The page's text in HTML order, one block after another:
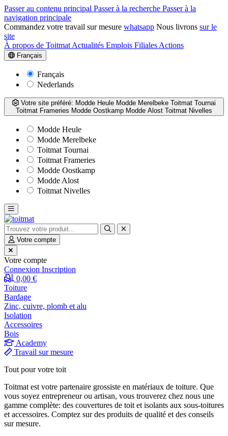
Passer au contenu principal Passer à la recherche Passer à la
navigation principale
Commandez votre travail sur mesure whatsapp Nous livrons sur le
site
À propos de Toitmat Actualités Emplois Filiales Actions
Français
Français
Nederlands
Votre site préféré: Modde Heule Modde Merelbeke Toitmat Tournai
Toitmat Frameries Modde Oostkamp Modde Alost Toitmat Nivelles
Modde Heule
Modde Merelbeke
Toitmat Tournai
Toitmat Frameries
Modde Oostkamp
Modde Alost
Toitmat Nivelles
Votre compte
Votre compte
Connexion Inscription
0,00 €
Toiture
Bardage
Zinc, cuivre, plomb et alu
Isolation
Accessoires
Bois
Academy
Travail sur mesure
Tout pour votre toit
Toitmat est votre partenaire grossiste en matériaux de toiture. Que
vous soyez entrepreneur ou artisan, vous trouverez chez nous une
gamme complète: des couvertures de toit et isolants aux sous-toitures
et accessoires. Comptez sur des produits de qualité et des conseils
sur mesure.